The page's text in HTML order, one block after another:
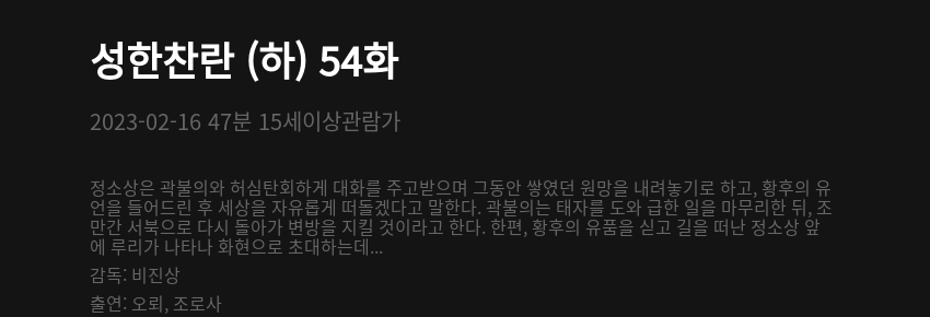
성한찬란 (하) 54화
2023-02-16 47분 15세이상관람가
정소상은 곽불의와 허심탄회하게 대화를 주고받으며 그동안 쌓였던 원망을 내려놓기로 하고, 황후의 유
언을 들어드린 후 세상을 자유롭게 떠돌겠다고 말한다. 곽불의는 태자를 도와 급한 일을 마무리한 뒤, 조
만간 서북으로 다시 돌아가 변방을 지킬 것이라고 한다. 한편, 황후의 유품을 싣고 길을 떠난 정소상 앞
에 루리가 나타나 화현으로 초대하는데...
감독: 비진상
출연: 오뢰, 조로사